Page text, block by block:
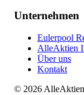
Unternehmen
Eulerpool
AlleAktien
Über uns
Kontakt
© 2026AlleAktien